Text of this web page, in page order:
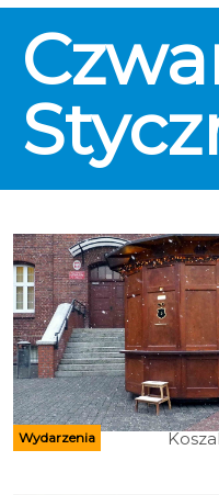
Wydarzenia
godz.